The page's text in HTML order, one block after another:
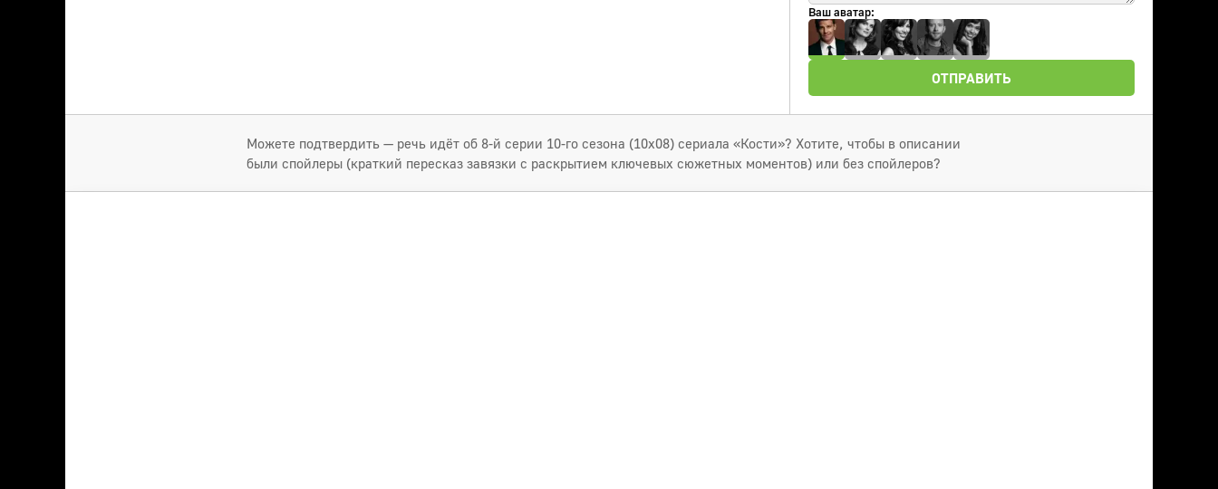
Ваш аватар:
ОТПРАВИТЬ
Можете подтвердить — речь идёт об 8-й серии 10-го сезона (10x08) сериала «Кости»? Хотите, чтобы в описании
были спойлеры (краткий пересказ завязки с раскрытием ключевых сюжетных моментов) или без спойлеров?